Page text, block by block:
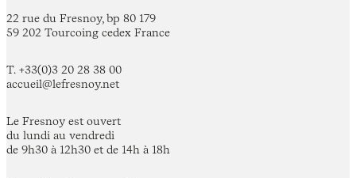
22 rue du Fresnoy, bp 80 179
59 202 Tourcoing cedex France
T. +33(0)3 20 28 38 00
accueil@lefresnoy.net
Le Fresnoy est ouvert
du lundi au vendredi
de 9h30 à 12h30 et de 14h à 18h